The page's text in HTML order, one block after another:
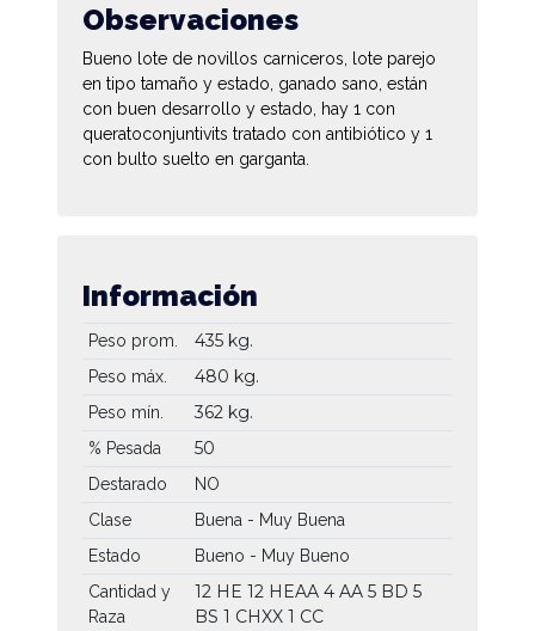
Observaciones
Bueno lote de novillos carniceros, lote parejo
en tipo tamaño y estado, ganado sano, están
con buen desarrollo y estado, hay 1 con
queratoconjuntivits tratado con antibiótico y 1
con bulto suelto en garganta.
Información
Peso prom. 435 kg.
Peso máx. 480 kg.
Peso mín. 362 kg.
% Pesada 50
Destarado
NO
Clase
Buena - Muy Buena
Estado
Bueno - Muy Bueno
Cantidad y
Raza
12 HE 12 HEAA 4 AA 5 BD 5
BS 1 CHXX 1 CC